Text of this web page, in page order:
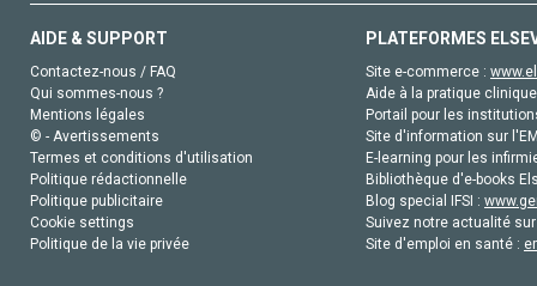
AIDE & SUPPORT
Contactez-nous / FAQ
Qui sommes-nous ?
Mentions légales
© - Avertissements
Termes et conditions d'utilisation
Politique rédactionnelle
Politique publicitaire
Cookie settings
Politique de la vie privée
PLATEFORMES
Site e-commerce :
Aide à la pratique
Portail pour les
Site d'information sur
E-learning pour les
Bibliothèque d'e-books
Blog special IFSI :
Suivez notre actualité
Site d'emploi en santé :